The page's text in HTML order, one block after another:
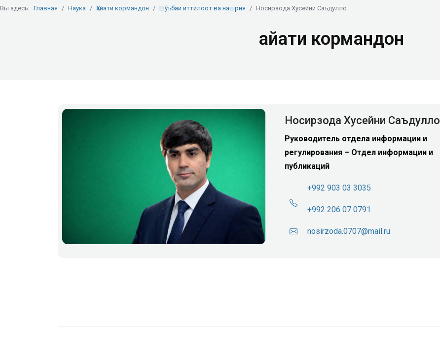
Вы здесь: Главная Наука Ҳайати кормандон Шӯъбаи иттилоот ва нашрия Носирзода Хусейни Саъдулло
Ҳайати кормандон
Носирзода Хусейни Саъдулло
Руководитель отдела информации и
регулирования – Отдел информации и
публикаций
+992 903 03 3035
+992 206 07 0791
nosirzoda.0707@mail.ru